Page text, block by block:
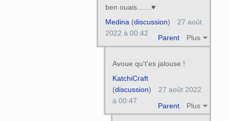
ben ouais.......♥
Parent Plus
Medina (discussion)
27 août
2022 à 00:42
Avoue qu't'es jalouse !
Parent Plus
KatchiCraft
(discussion)
27 août 2022
à 00:47